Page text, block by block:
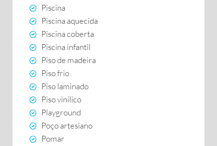
Piscina
Piscina aquecida
Piscina coberta
Piscina infantil
Piso de madeira
Piso frio
Piso laminado
Piso vinílico
Playground
Poço artesiano
Pomar